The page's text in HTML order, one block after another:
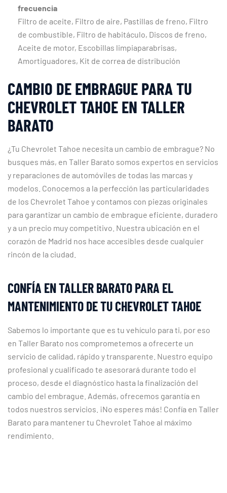
frecuencia
Filtro de aceite, Filtro de aire, Pastillas de freno, Filtro
de combustible, Filtro de habitáculo, Discos de freno,
Aceite de motor, Escobillas limpiaparabrisas,
Amortiguadores, Kit de correa de distribución
CAMBIO DE EMBRAGUE PARA TU
CHEVROLET TAHOE EN TALLER
BARATO
¿Tu Chevrolet Tahoe necesita un cambio de embrague? No
busques más, en Taller Barato somos expertos en servicios
y reparaciones de automóviles de todas las marcas y
modelos. Conocemos a la perfección las particularidades
de los Chevrolet Tahoe y contamos con piezas originales
para garantizar un cambio de embrague eficiente, duradero
y a un precio muy competitivo. Nuestra ubicación en el
corazón de Madrid nos hace accesibles desde cualquier
rincón de la ciudad.
CONFÍA EN TALLER BARATO PARA EL
MANTENIMIENTO DE TU CHEVROLET TAHOE
Sabemos lo importante que es tu vehículo para ti, por eso
en Taller Barato nos comprometemos a ofrecerte un
servicio de calidad, rápido y transparente. Nuestro equipo
profesional y cualificado te asesorará durante todo el
proceso, desde el diagnóstico hasta la finalización del
cambio del embrague. Además, ofrecemos garantía en
todos nuestros servicios. ¡No esperes más! Confía en Taller
Barato para mantener tu Chevrolet Tahoe al máximo
rendimiento.